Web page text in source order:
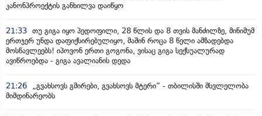
კანონპროექტის განხილვა დაიწყო
21:33 თუ გიგა იყო პედოფილი, 28 წლის და 8 თვის მანძილზე, მინიმუმ
ერთჯერ უნდა დაფიქსირებულიყო, მაშინ როცა 8 წელი ამზადებდა
მოსწავლეებს! იპოვონ ერთი გოგონა, ვისაც გიგა სექსუალურად
ავიწროებდა - გიგა ავალიანის დედა
21:26
„გვახსოვს გმირები, გვახსოვს მტერი” - თბილისში მსვლელობა
მიმდინარეობს